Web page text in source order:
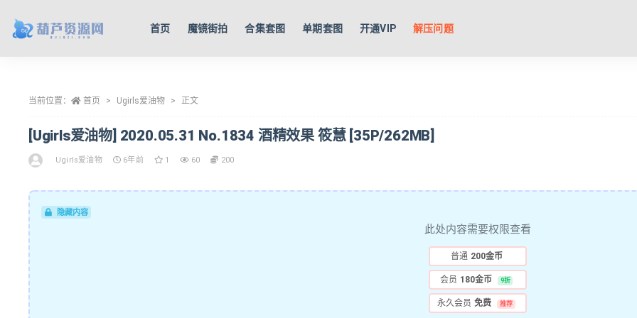
首页 魔镜街拍 合集套图 单期套图 开通VIP 解压问题
当前位置： 首页 Ugirls爱油物 正文
[Ugirls爱油物] 2020.05.31 No.1834 酒精效果 筱慧 [35P/262MB]
Ugirls爱油物 6年前 1 60 200
隐藏内容
此处内容需要权限查看
普通 200金币
会员 180金币 9折
永久会员 免费 推荐
全部